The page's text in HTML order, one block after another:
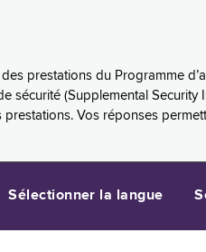
prestations du Programme
sécurité (Supplemental
Vos réponses
Sélectionner la langue